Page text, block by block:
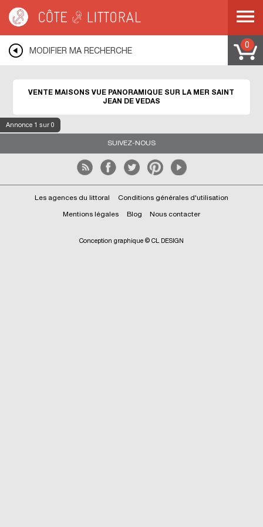
panoramique>MEDITERRANEE > LANGUEDOC ROUSSILLON HERAULT>
SAINT JEAN DE VEDAS
MODIFIER MA RECHERCHE
0
Annonce 1 sur 0
VENTE MAISONS VUE PANORAMIQUE SUR LA MER SAINT
JEAN DE VEDAS
SUIVEZ-NOUS
Les agences du littoral Conditions générales d'utilisation
Mentions légales Blog Nous contacter
Conception graphique © CL DESIGN